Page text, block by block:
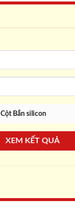
Cột Bắn silicon
XEM KẾT QUẢ